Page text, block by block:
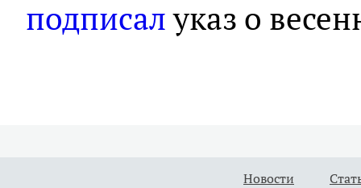
подписалуказ о
Новости